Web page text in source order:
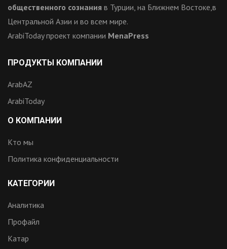
общественного сознания в Турции, на Ближнем Востоке,в
Центральной Азии и во всем мире.
ArabiToday проект компании MenaPress
ПРОДУКТЫ КОМПАНИИ
ArabAZ
ArabiToday
О КОМПАНИИ
Кто мы
Политика конфиденциальности
КАТЕГОРИИ
Аналитика
Профайл
Катар